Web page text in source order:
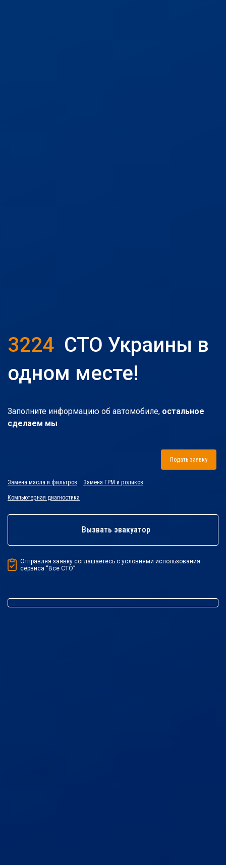
3224 СТО Украины в
одном месте!
Заполните информацию об автомобиле, остальное
сделаем мы
Подать заявку
Замена масла и фильтров Замена ГРМ и роликов
Компьютерная диагностика
Вызвать эвакуатор
Отправляя заявку соглашаетесь с условиями использования
сервиса “Все СТО”